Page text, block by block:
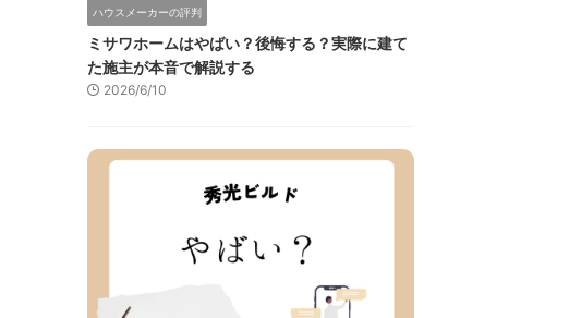
ハウスメーカーの評判
ミサワホームはやばい？後悔する？実際に建て
た施主が本音で解説する
2026/6/10